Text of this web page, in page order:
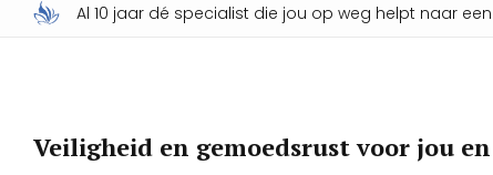
Al 10 jaar dé specialist die jou op weg helpt naar
Veiligheid en gemoedsrust voor jou